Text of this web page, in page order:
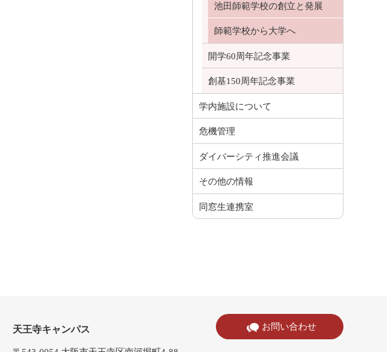
池田師範学校の創立と発展
師範学校から大学へ
開学60周年記念事業
創基150周年記念事業
学内施設について
危機管理
ダイバーシティ推進会議
その他の情報
同窓生連携室
天王寺キャンパス お問い合わせ